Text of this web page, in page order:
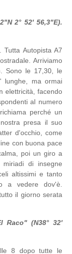
2° 52' 56,3"E).
Autopista A7
Arriviamo
. Sono le 17,30, le
lunghe, ma ormai
elettricità, facendo
al numero
perché un
presa il suo
d'occhio, come
con buona pace
poi un giro a
di insegne
altissimi e tanto
a vedere dov'è.
il giorno serata
Raco" (N38° 32'
8 dopo tutte le